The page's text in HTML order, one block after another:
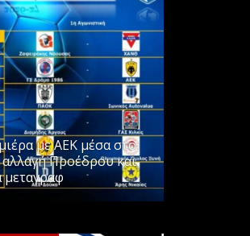
με ΑΕΚ μέσα στο
αλλαγή Προέδρου και
μεταγραφ